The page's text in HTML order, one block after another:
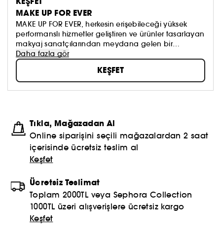
düzeyde doğallıkla yüceltir.
MAKE UP FOR EVER
MAKE UP FOR EVER, herkesin erişebileceği yüksek
performanslı hizmetler geliştiren ve ürünler tasarlayan
makyaj sanatçılarından meydana gelen bir
topluluktur. Markanın zenginliği çeşitlilik ve
bireysellikten oluşuruyor ve herkesi kendi
benzersizliğini ortaya çıkararak mükemmelleştirmeye
teşvik ediyor. Makyaj sanatçılarıyla olan özel ve
güçlü ilişkimizin temelini oluşturan MAKE UP FOR EVER
hizmet veren bir ekibiz ve herkes için buradayız.
Daha fazla gör
KEŞFET
Tıkla, Mağazadan Al
Online siparişini seçili mağazalardan 2 saat
içerisinde ücretsiz teslim al
Keşfet
Ücretsiz Teslimat
Toplam 2000TL veya Sephora Collection
1000TL üzeri alışverişlere ücretsiz kargo
Keşfet